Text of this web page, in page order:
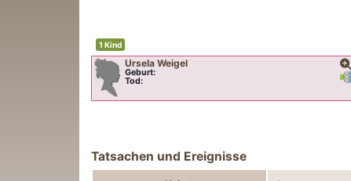
1 Kind
Ursela Weigel
Geburt:
Tod:
Tatsachen und Ereignisse